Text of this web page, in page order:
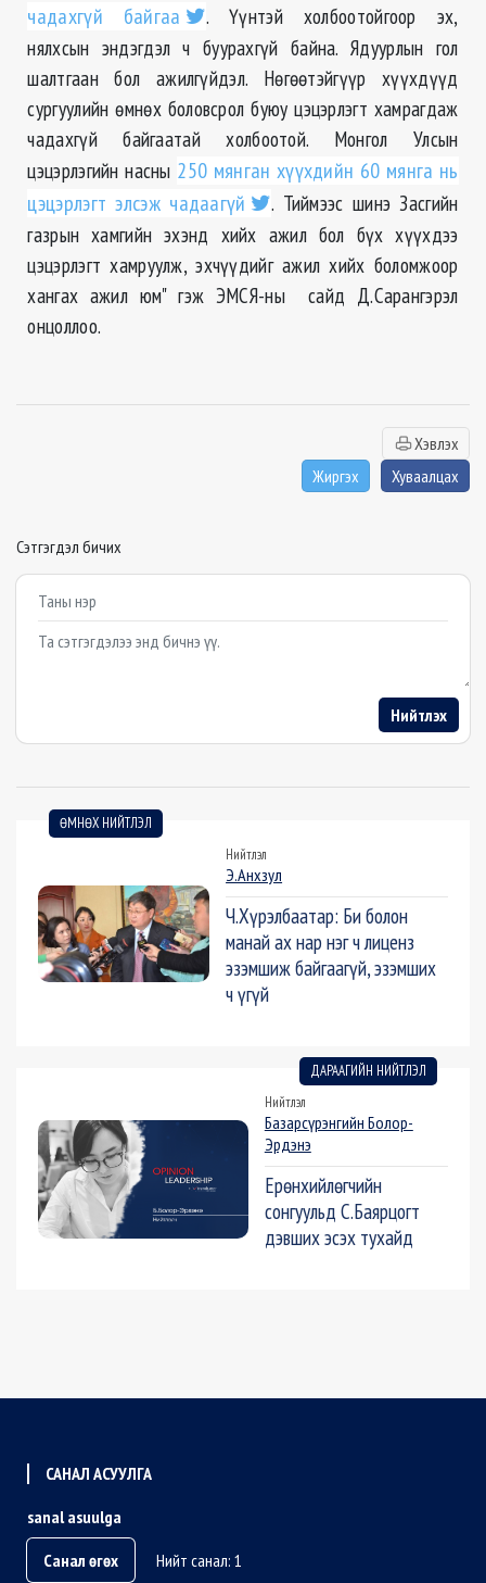
чадахгүй байгаа
. Үүнтэй холбоотойгоор эх,
нялхсын эндэгдэл ч буурахгүй байна. Ядуурлын гол
шалтгаан бол ажилгүйдэл. Нөгөөтэйгүүр хүүхдүүд
сургуулийн өмнөх боловсрол буюу цэцэрлэгт хамрагдаж
чадахгүй байгаатай холбоотой. Монгол Улсын
цэцэрлэгийн насны 250 мянган хүүхдийн 60 мянга нь
цэцэрлэгт элсэж чадаагүй
. Тиймээс шинэ Засгийн
газрын хамгийн эхэнд хийх ажил бол бүх хүүхдээ
цэцэрлэгт хамруулж, эхчүүдийг ажил хийх боломжоор
хангах ажил юм" гэж ЭМСЯ-ны сайд Д.Сарангэрэл
онцоллоо.
Хэвлэх
Жиргэх
Хуваалцах
Сэтгэгдэл бичих
Example textarea
Нийтлэх
ӨМНӨХ НИЙТЛЭЛ
Нийтлэл
Э.Анхзул
Ч.Хүрэлбаатар: Би болон
манай ах нар нэг ч лиценз
эзэмшиж байгаагүй, эзэмших
ч үгүй
ДАРААГИЙН НИЙТЛЭЛ
Нийтлэл
Базарсүрэнгийн Болор-
Эрдэнэ
Ерөнхийлөгчийн
сонгуульд С.Баярцогт
дэвших эсэх тухайд
САНАЛ АСУУЛГА
sanal asuulga
Санал өгөх
Нийт санал: 1